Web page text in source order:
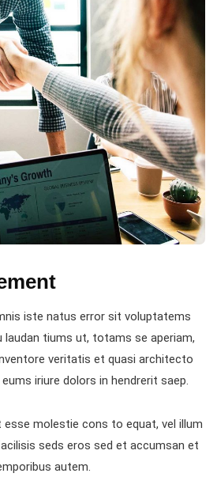
iste natus error sit voluptatems
tiums ut, totams se aperiam,
veritatis et quasi architecto
iriure dolors in hendrerit saep.
esse molestie cons to equat, vel illum
seds eros sed et accumsan et
autem.